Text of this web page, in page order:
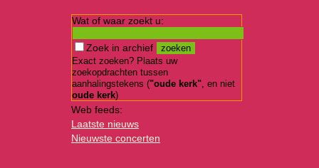
Wat of waar zoekt u:
Zoek in archief
Exact zoeken? Plaats uw
zoekopdrachten tussen
aanhalingstekens ("oude kerk", en niet
oude kerk)
Web feeds:
Laatste nieuws
Nieuwste concerten